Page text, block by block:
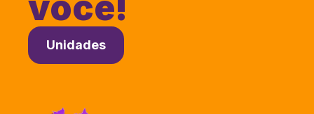
Unidades